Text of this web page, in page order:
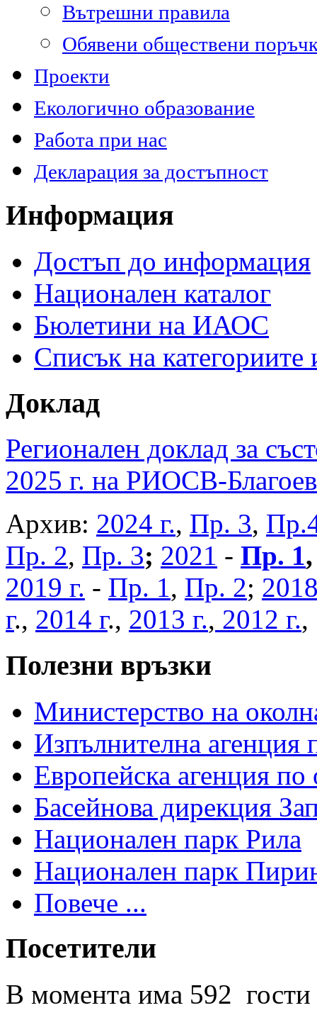
Вътрешни правила
Обявени обществени
Проекти
Екологично образование
Работа при нас
Декларация за достъпност
Информация
Достъп до информация
Национален каталог
Бюлетини на ИАОС
Списък на
Доклад
Регионален доклад за
2025 г. на РИОСВ-
Архив: 2024 г., Пр. 3,
Пр. 2, Пр. 3; 2021 - Пр. 1
2019 г. - Пр. 1, Пр. 2;
г., 2014 г., 2013 г., 2012 г.
Полезни връзки
Министерство на
Изпълнителна агенция
Европейска агенция по
Басейнова дирекция
Национален парк Рила
Национален парк
Повече ...
Посетители
В момента има 592 гости